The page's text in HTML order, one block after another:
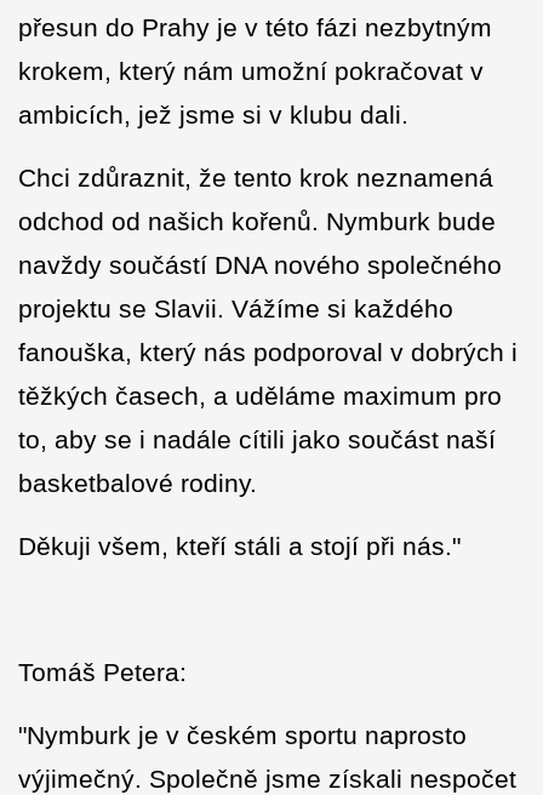
přesun do Prahy je v této fázi nezbytným
krokem, který nám umožní pokračovat v
ambicích, jež jsme si v klubu dali.
Chci zdůraznit, že tento krok neznamená
odchod od našich kořenů. Nymburk bude
navždy součástí DNA nového společného
projektu se Slavii. Vážíme si každého
fanouška, který nás podporoval v dobrých i
těžkých časech, a uděláme maximum pro
to, aby se i nadále cítili jako součást naší
basketbalové rodiny.
Děkuji všem, kteří stáli a stojí při nás."
Tomáš Petera:
"Nymburk je v českém sportu naprosto
výjimečný. Společně jsme získali nespočet